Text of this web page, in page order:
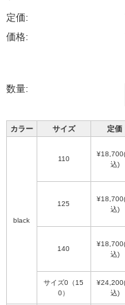
定価:
価格:
数量:
カラー サイズ 定価
black
110
¥18,700
込)
125
¥18,700
込)
140
¥18,700
込)
サイズ0（15
0）
¥24,200
込)